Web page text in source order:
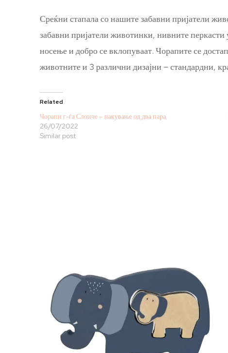
Среќни стапала со нашите забавни пријатели
забавни пријатели животинки, нивните
носење и добро се вклопуваат. Чорапите се
животните и 3 различни дизајни – стандардни,
Related
Чорапи г-ѓа Слонче – пакување од два пара
26/07/2022
Similar post